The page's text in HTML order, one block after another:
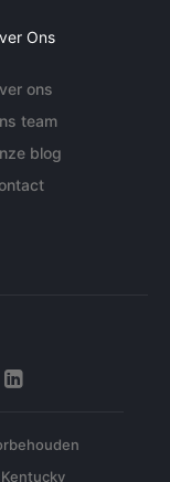
Ons
ons
team
blog